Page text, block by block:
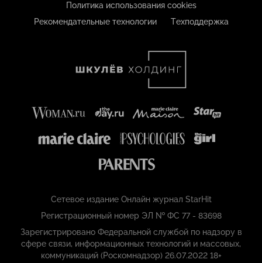
Политика использования cookies
Рекомендательные технологии
Техподдержка
Сетевое издание Онлайн журнал StarHit
Регистрационный номер ЭЛ № ФС 77 - 83698
Зарегистрировано Федеральной службой по надзору в
сфере связи, информационных технологий и массовых,
коммуникаций (Роскомнадзор) 26.07.2022 18+